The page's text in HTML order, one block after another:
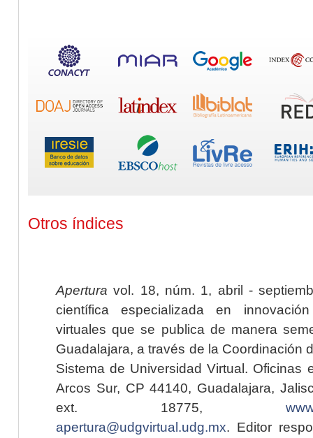
Otros índices
Apertura vol. 18, núm. 1, abril -
científica especializada en
virtuales que se publica de manera
Guadalajara, a través de la Coordinación
Sistema de Universidad Virtual. Oficinas
Arcos Sur, CP 44140, Guadalajara,
ext. 18775,
apertura@udgvirtual.udg.mx. Editor